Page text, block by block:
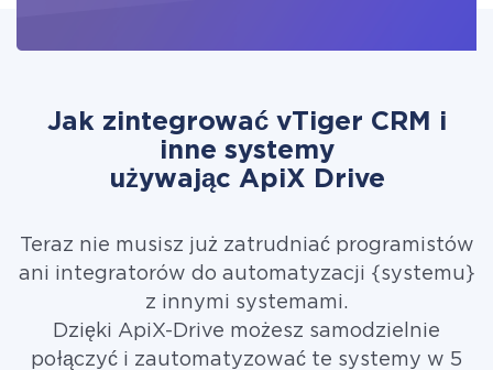
Jak zintegrować vTiger CRM i
inne systemy
używając ApiX Drive
Teraz nie musisz już zatrudniać programistów
ani integratorów do automatyzacji {systemu}
z innymi systemami.
Dzięki ApiX-Drive możesz samodzielnie
połączyć i zautomatyzować te systemy w 5